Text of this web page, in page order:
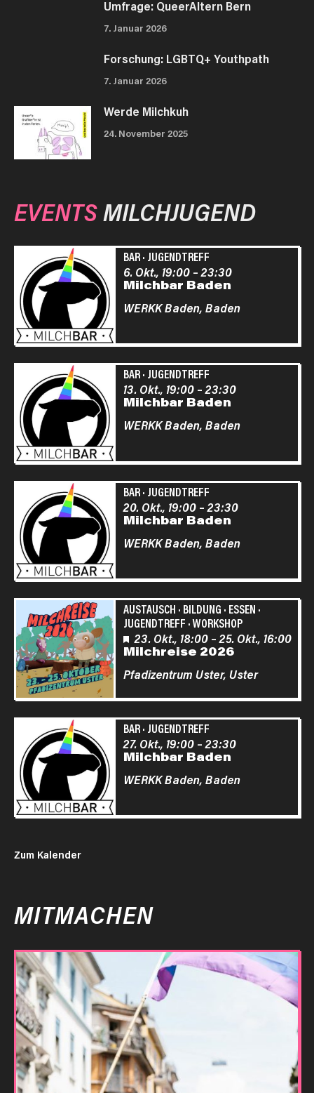
Umfrage: QueerAltern Bern
7. Januar 2026
Forschung: LGBTQ+ Youthpath
7. Januar 2026
Werde Milchkuh
24. November 2025
EVENTSMILCHJUGEND
BAR· JUGENDTREFF
Milchbar Baden
6. Okt., 19:00–23:30
WERKK Baden, Baden
BAR· JUGENDTREFF
Milchbar Baden
13. Okt., 19:00–23:30
WERKK Baden, Baden
BAR· JUGENDTREFF
Milchbar Baden
20. Okt., 19:00–23:30
WERKK Baden, Baden
AUSTAUSCH · BILDUNG · ESSEN ·
JUGENDTREFF ·WORKSHOP
Milchreise 2026
Empfehlung
23. Okt., 18:00–25. Okt., 16:00
Pfadizentrum Uster, Uster
BAR· JUGENDTREFF
Milchbar Baden
27. Okt., 19:00–23:30
WERKK Baden, Baden
Zum Kalender
MITMACHEN